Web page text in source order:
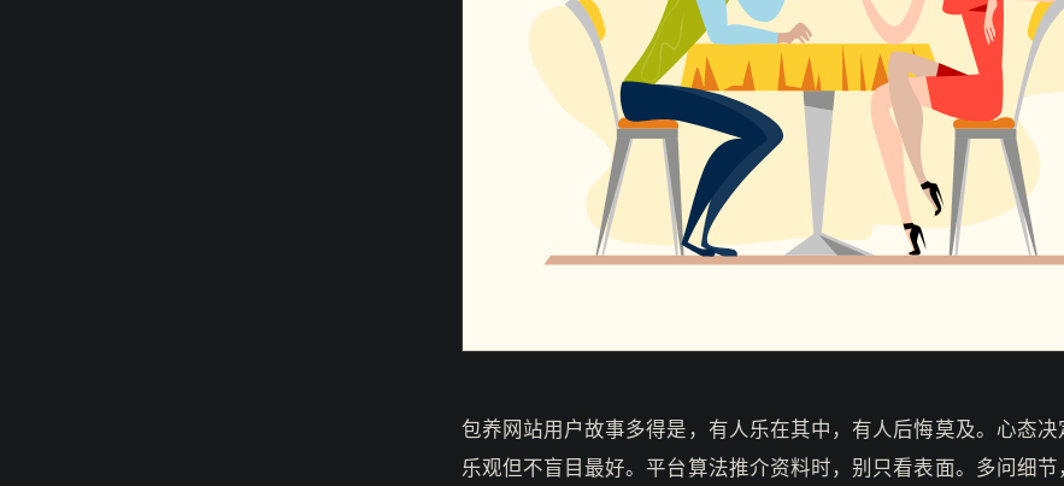
包养网站用户故事多得是，有人乐在其中，有人后悔莫及。心态决
乐观但不盲目最好。平台算法推介资料时，别只看表面。多问细节